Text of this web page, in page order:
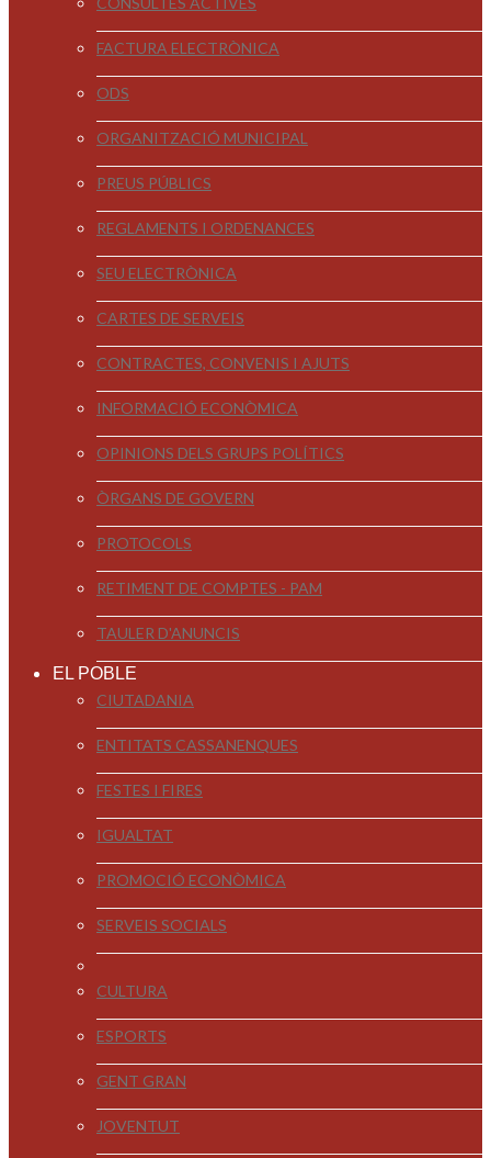
FACTURA ELECTRÒNICA
ODS
ORGANITZACIÓ MUNICIPAL
PREUS PÚBLICS
REGLAMENTS I ORDENANCES
SEU ELECTRÒNICA
CARTES DE SERVEIS
CONTRACTES, CONVENIS I AJUTS
INFORMACIÓ ECONÒMICA
OPINIONS DELS GRUPS POLÍTICS
ÒRGANS DE GOVERN
PROTOCOLS
RETIMENT DE COMPTES - PAM
TAULER D'ANUNCIS
EL POBLE
CIUTADANIA
ENTITATS CASSANENQUES
FESTES I FIRES
IGUALTAT
PROMOCIÓ ECONÒMICA
SERVEIS SOCIALS
CULTURA
ESPORTS
GENT GRAN
JOVENTUT